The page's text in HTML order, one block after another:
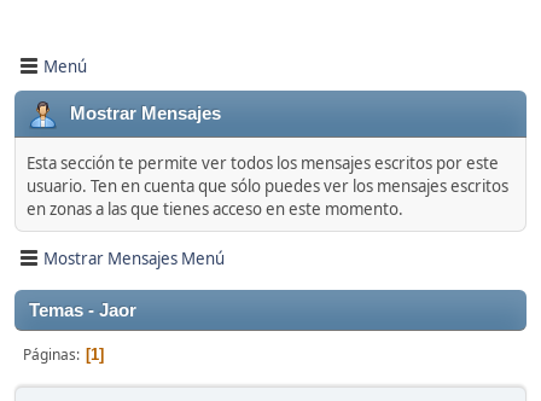
Menú
Mostrar Mensajes
Esta sección te permite ver todos los mensajes escritos por este
usuario. Ten en cuenta que sólo puedes ver los mensajes escritos
en zonas a las que tienes acceso en este momento.
Mostrar Mensajes Menú
Temas - Jaor
Páginas 1